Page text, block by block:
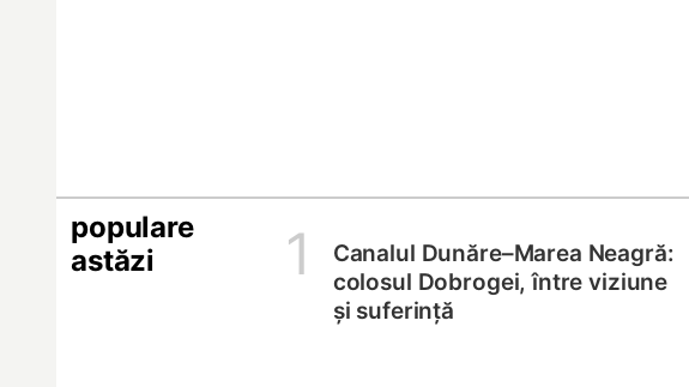
populare
astăzi
1
Canalul Dunăre–Marea Neagră:
colosul Dobrogei, între viziune
și suferință